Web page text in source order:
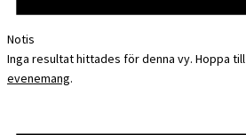
Notis
Inga resultat hittades för denna vy. Hoppa till
evenemang.